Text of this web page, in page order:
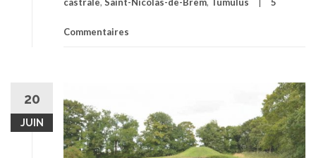
castrale, Saint-Nicolas-de-Brem, Tumulus 5
Commentaires
20
JUIN